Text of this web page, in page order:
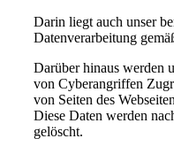
Darin liegt auch unser
Datenverarbeitung
Darüber hinaus werden
von Cyberangriffen
von Seiten des
Diese Daten werden
gelöscht.